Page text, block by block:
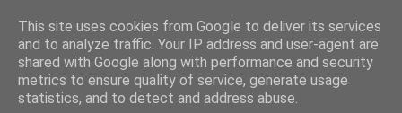
This site uses cookies from Google to deliver its services
and to analyze traffic. Your IP address and user-agent are
shared with Google along with performance and security
metrics to ensure quality of service, generate usage
statistics, and to detect and address abuse.